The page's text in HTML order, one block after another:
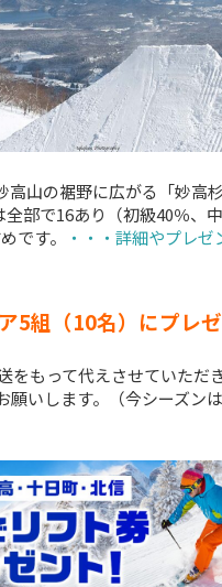
山の裾野に広がる「妙高
部で16あり（初級40％、
です。
・・・詳細やプレ
5組（10名）にプレゼ
をもって代えさせていただ
いします。（今シーズン